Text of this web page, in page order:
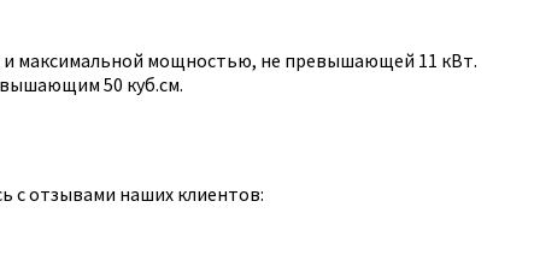
максимальной мощностью, не превышающей 11 кВт.
50 куб.см.
с отзывами наших клиентов: